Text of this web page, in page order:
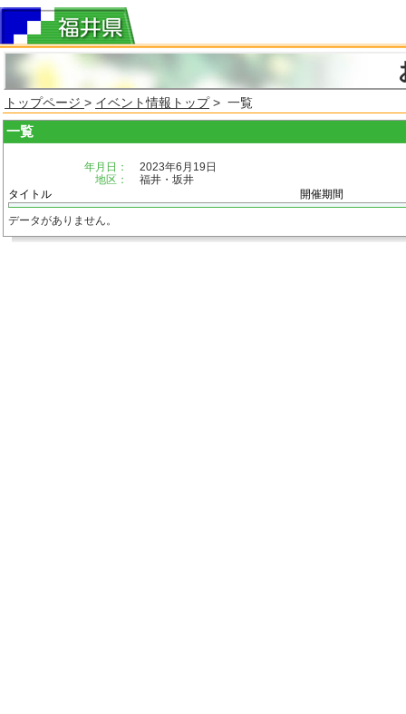
トップページ > イベント情報トップ> 一覧
一覧
年月日：
2023年6月19日
地区：
福井・坂井
タイトル
開催期間
データがありません。